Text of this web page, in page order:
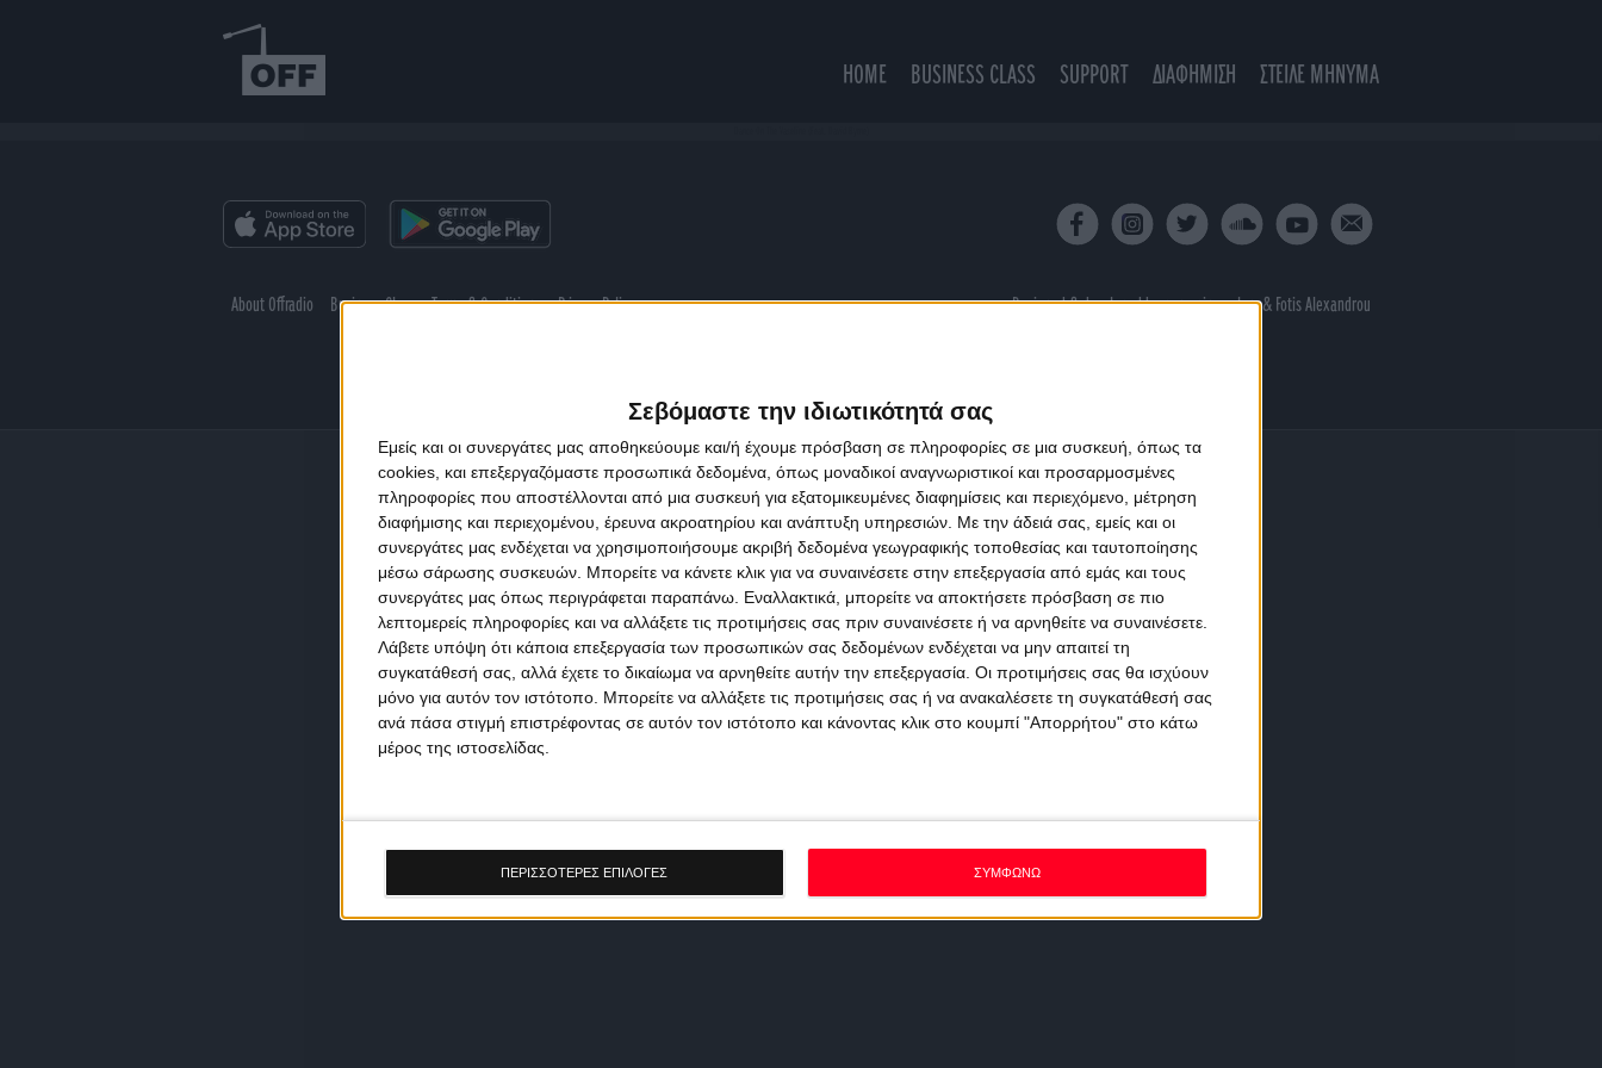
Σεβόμαστε την ιδιωτικότητά σας
Εμείς και οι συνεργάτες μας αποθηκεύουμε και/ή έχουμε πρόσβαση σε πληροφορίες σε μια συσκευή, όπως τα
cookies, και επεξεργαζόμαστε προσωπικά δεδομένα, όπως μοναδικοί αναγνωριστικοί και προσαρμοσμένες
πληροφορίες που αποστέλλονται από μια συσκευή για εξατομικευμένες διαφημίσεις και περιεχόμενο, μέτρηση
διαφήμισης και περιεχομένου, έρευνα ακροατηρίου και ανάπτυξη υπηρεσιών. Με την άδειά σας, εμείς και οι
συνεργάτες μας ενδέχεται να χρησιμοποιήσουμε ακριβή δεδομένα γεωγραφικής τοποθεσίας και ταυτοποίησης
μέσω σάρωσης συσκευών. Μπορείτε να κάνετε κλικ για να συναινέσετε στην επεξεργασία από εμάς και τους
συνεργάτες μας όπως περιγράφεται παραπάνω. Εναλλακτικά, μπορείτε να αποκτήσετε πρόσβαση σε πιο
λεπτομερείς πληροφορίες και να αλλάξετε τις προτιμήσεις σας πριν συναινέσετε ή να αρνηθείτε να συναινέσετε.
Λάβετε υπόψη ότι κάποια επεξεργασία των προσωπικών σας δεδομένων ενδέχεται να μην απαιτεί τη
συγκατάθεσή σας, αλλά έχετε το δικαίωμα να αρνηθείτε αυτήν την επεξεργασία. Οι προτιμήσεις σας θα ισχύουν
μόνο για αυτόν τον ιστότοπο. Μπορείτε να αλλάξετε τις προτιμήσεις σας ή να ανακαλέσετε τη συγκατάθεσή σας
ανά πάσα στιγμή επιστρέφοντας σε αυτόν τον ιστότοπο και κάνοντας κλικ στο κουμπί "Απορρήτου" στο κάτω
μέρος της ιστοσελίδας.
ΠΕΡΙΣΣΟΤΕΡΕΣ ΕΠΙΛΟΓΕΣ ΣΥΜΦΩΝΩ
HOME BUSINESS CLASS SUPPORT ΔΙΑΦΗΜΙΣΗ ΣΤΕΙΛΕ ΜΗΝΥΜΑ
About Offradio Business Class Terms & Conditions Privacy Policy Designed & developed byporcupine colors& Fotis Alexandrou